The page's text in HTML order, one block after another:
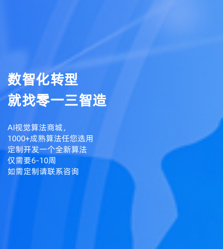
数智化转型
就找零一三智造
AI视觉算法商城，
1000+成熟算法任您选用
定制开发一个全新算法
仅需要6-10周
如需定制请联系咨询